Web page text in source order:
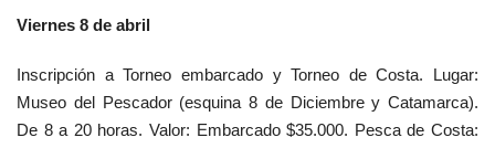
Viernes 8 de abril
Inscripción a Torneo embarcado y Torneo de Costa. Lugar:
Museo del Pescador (esquina 8 de Diciembre y Catamarca).
De 8 a 20 horas. Valor: Embarcado $35.000. Pesca de Costa: